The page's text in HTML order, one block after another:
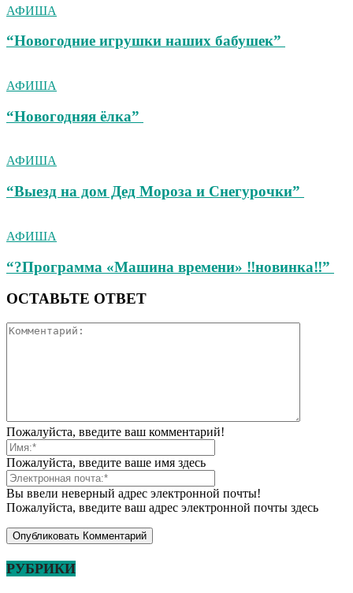
АФИША
“Новогодние игрушки наших бабушек”
АФИША
“Новогодняя ёлка”
АФИША
“Выезд на дом Дед Мороза и Снегурочки”
АФИША
“?Программа «Машина времени» ‼новинка‼”
ОСТАВЬТЕ ОТВЕТ
Пожалуйста, введите ваш комментарий!
Пожалуйста, введите ваше имя здесь
Вы ввели неверный адрес электронной почты!
Пожалуйста, введите ваш адрес электронной почты здесь
РУБРИКИ